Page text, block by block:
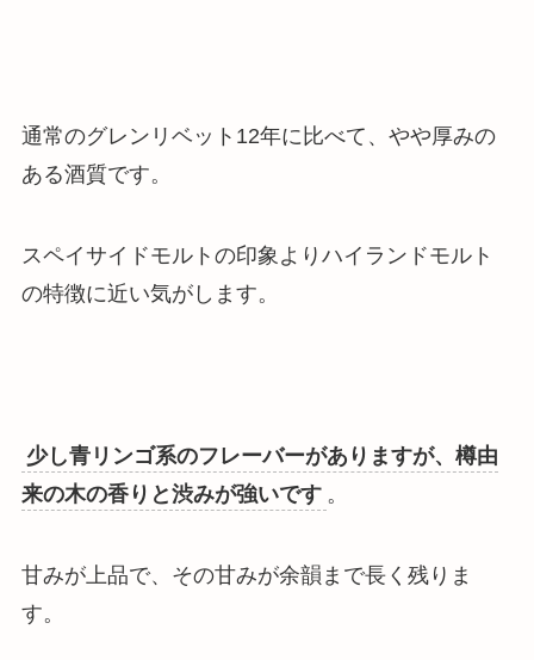
通常のグレンリベット12年に比べて、やや厚みの
ある酒質です。
スペイサイドモルトの印象よりハイランドモルト
の特徴に近い気がします。
少し青リンゴ系のフレーバーがありますが、樽由
来の木の香りと渋みが強いです 。
甘みが上品で、その甘みが余韻まで長く残りま
す。